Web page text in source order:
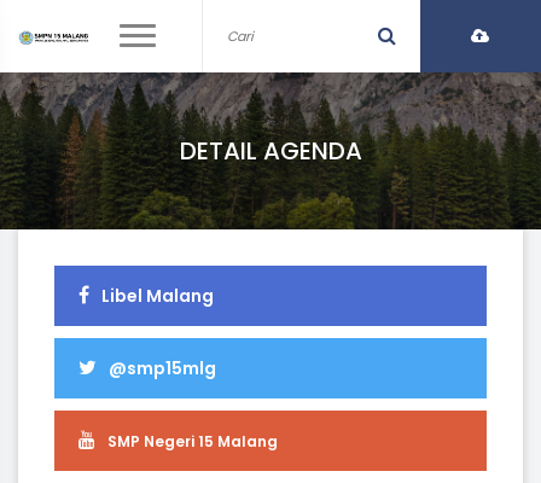
DETAIL AGENDA
Libel Malang
@smp15mlg
SMP Negeri 15 Malang